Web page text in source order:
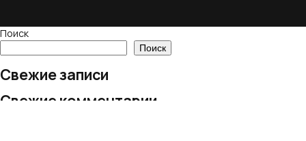
Поиск
Поиск
Свежие записи
Свежие комментарии